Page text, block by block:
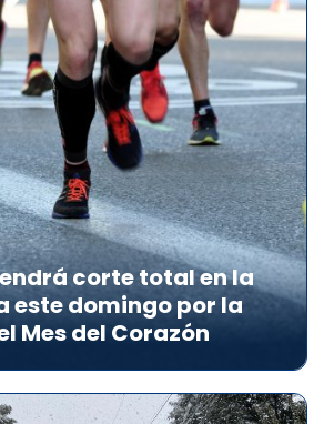
corte total en la
este domingo por la
Mes del Corazón